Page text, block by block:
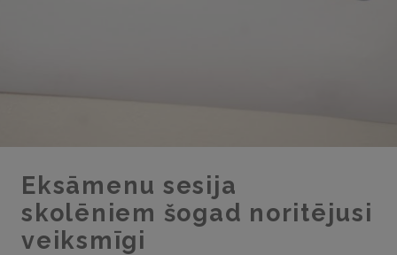
Eksāmenu sesija
skolēniem šogad noritējusi
veiksmīgi